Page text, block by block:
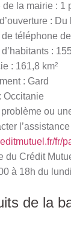
de la mairie : 1
:
de téléphone
:
: 161,8 km²
: Gard
Occitanie
ou
fr/
du Crédit
à 18h du
de la